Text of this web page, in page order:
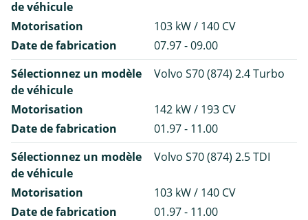
de véhicule
Motorisation
103 kW / 140 CV
Date de fabrication
07.97 - 09.00
Sélectionnez un modèle
de véhicule
Volvo S70 (874) 2.4 Turbo
Motorisation
142 kW / 193 CV
Date de fabrication
01.97 - 11.00
Sélectionnez un modèle
de véhicule
Volvo S70 (874) 2.5 TDI
Motorisation
103 kW / 140 CV
Date de fabrication
01.97 - 11.00